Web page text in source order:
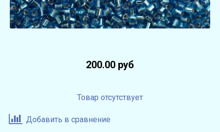
200.00 руб
Товар отсутствует
Добавить в сравнение